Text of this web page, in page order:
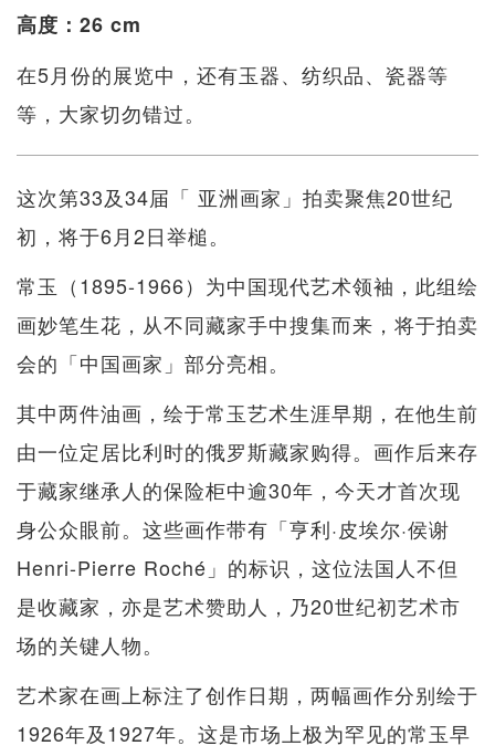
高度：26 cm
在5月份的展览中，还有玉器、纺织品、瓷器等
等，大家切勿错过。
这次第33及34届「 亚洲画家」拍卖聚焦20世纪
初，将于6月2日举槌。
常玉（1895-1966）为中国现代艺术领袖，此组绘
画妙笔生花，从不同藏家手中搜集而来，将于拍卖
会的「中国画家」部分亮相。
其中两件油画，绘于常玉艺术生涯早期，在他生前
由一位定居比利时的俄罗斯藏家购得。画作后来存
于藏家继承人的保险柜中逾30年，今天才首次现
身公众眼前。这些画作带有「亨利·皮埃尔·侯谢
Henri-Pierre Roché」的标识，这位法国人不但
是收藏家，亦是艺术赞助人，乃20世纪初艺术市
场的关键人物。
艺术家在画上标注了创作日期，两幅画作分别绘于
1926年及1927年。这是市场上极为罕见的常玉早